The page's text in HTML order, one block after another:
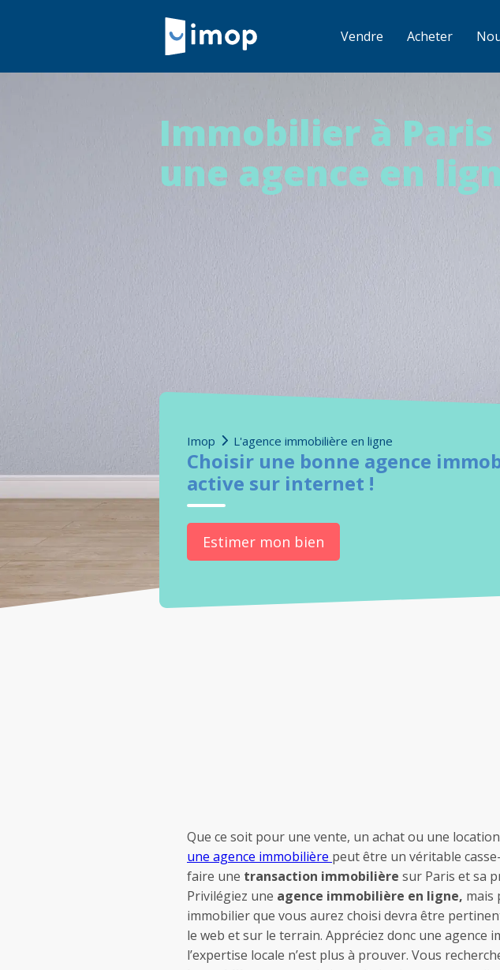
Vendre Acheter
Immobilier à
une agence en
Imop L'agence immobilière en ligne
Choisir une bonne agence
active sur internet !
Estimer mon bien
Que ce soit pour une vente, un achat ou une
une agence immobilière peut être un véritable
faire une transaction immobilière sur Paris et sa
Privilégiez une agence immobilière en ligne, mais
immobilier que vous aurez choisi devra être
le web et sur le terrain. Appréciez donc une agence
l’expertise locale n’est plus à prouver. Vous